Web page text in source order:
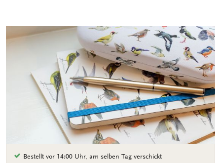
Bestellt vor 14:00 Uhr, am selben Tag verschickt